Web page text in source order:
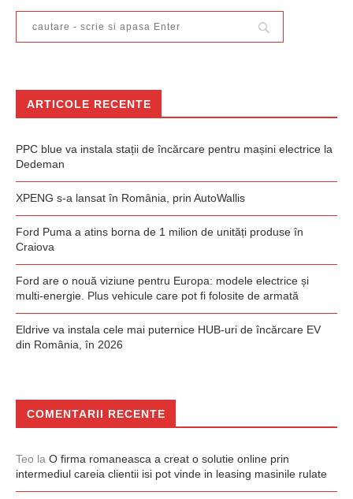
ARTICOLE RECENTE
PPC blue va instala stații de încărcare pentru mașini electrice la
Dedeman
XPENG s-a lansat în România, prin AutoWallis
Ford Puma a atins borna de 1 milion de unități produse în
Craiova
Ford are o nouă viziune pentru Europa: modele electrice și
multi-energie. Plus vehicule care pot fi folosite de armată
Eldrive va instala cele mai puternice HUB-uri de încărcare EV
din România, în 2026
COMENTARII RECENTE
Teo la O firma romaneasca a creat o solutie online prin
intermediul careia clientii isi pot vinde in leasing masinile rulate